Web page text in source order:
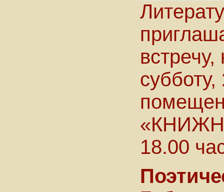
встречу,
субботу,
18.00